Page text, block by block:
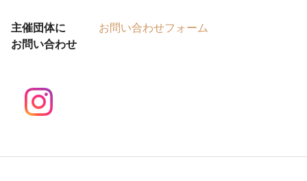
主催団体に
お問い合わせ
お問い合わせフォーム